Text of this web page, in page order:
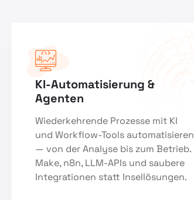
KI-Automatisierung &
Agenten
Wiederkehrende Prozesse mit KI
und Workflow-Tools automatisieren
— von der Analyse bis zum Betrieb.
Make, n8n, LLM-APIs und saubere
Integrationen statt Insellösungen.